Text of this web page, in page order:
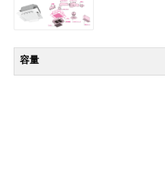
容量